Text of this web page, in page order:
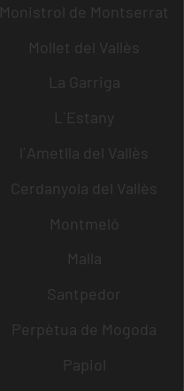
Monistrol de Montserrat
Mollet del Vallès
La Garriga
L´Estany
l´Ametlla del Vallès
Cerdanyola del Vallès
Montmeló
Malla
Santpedor
Perpètua de Mogoda
Papiol